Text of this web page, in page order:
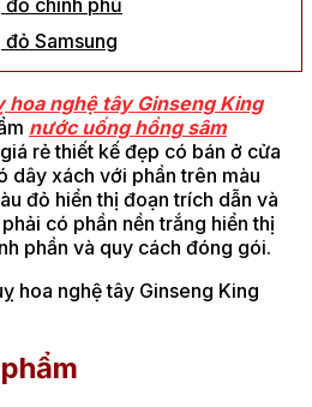
đỏ chính phủ
Samsung
hoa nghệ tây Ginseng King
nước uống hồng sâm
rẻ thiết kế đẹp có bán ở cửa
dây xách với phần trên màu
đỏ hiển thị đoạn trích dẫn và
có phần nền trắng hiển thị
phần và quy cách đóng gói.